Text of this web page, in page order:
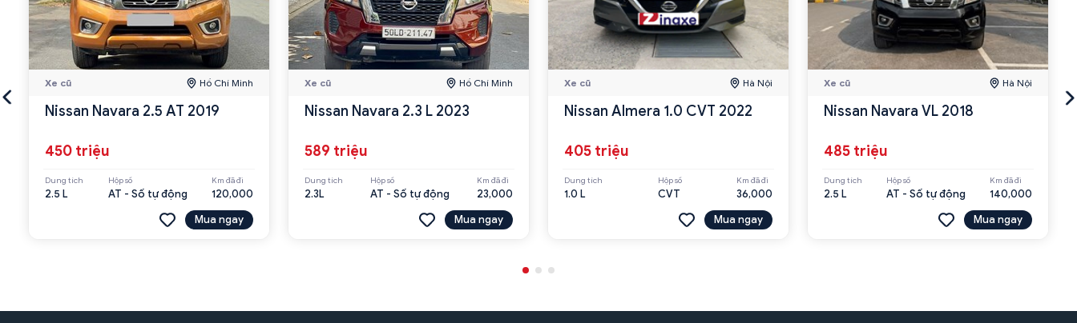
Xe cũ Hồ Chí Minh
Nissan Navara 2.5 AT 2019
450 triệu
Dung tích
2.5 L
Hộp số
AT - Số tự động
Km đã đi
120,000
Mua ngay
Xe cũ Hồ Chí Minh
Nissan Navara 2.3 L 2023
589 triệu
Dung tích
2.3L
Hộp số
AT - Số tự động
Km đã đi
23,000
Mua ngay
Xe cũ Hà Nội
Nissan Almera 1.0 CVT 2022
405 triệu
Dung tích
1.0 L
Hộp số
CVT
Km đã đi
36,000
Mua ngay
Xe cũ Hà Nội
Nissan Navara VL 2018
485 triệu
Dung tích
2.5 L
Hộp số
AT - Số tự động
Km đã đi
140,000
Mua ngay